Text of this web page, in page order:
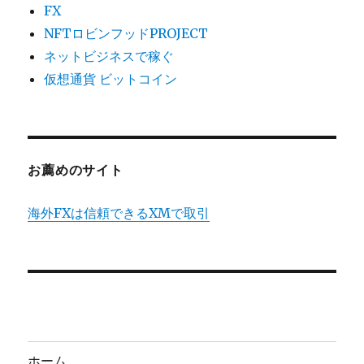
FX
NFTロビンフッドPROJECT
ネットビジネスで稼ぐ
仮想通貨 ビットコイン
お薦めのサイト
海外FXは信頼できるXMで取引